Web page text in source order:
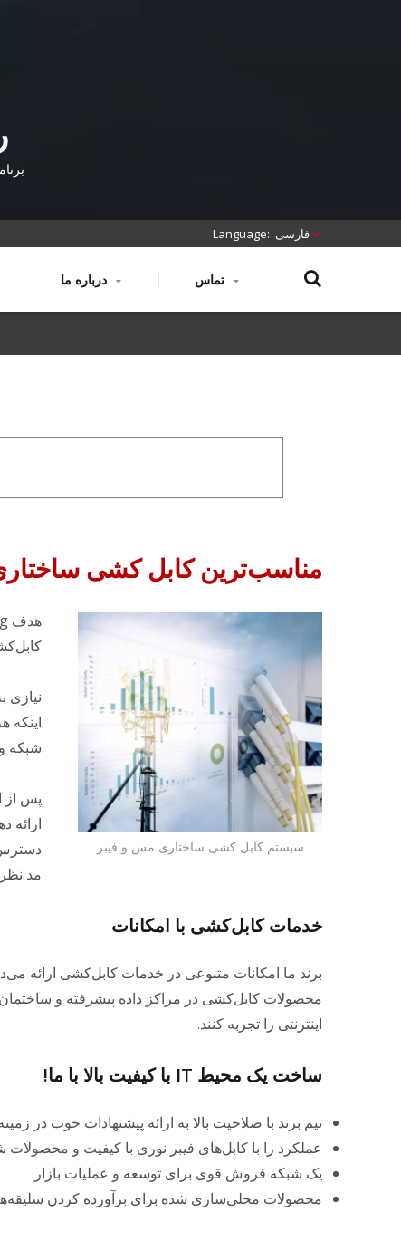
فارسی
مناسب‌ترین کابل کشی ساختاری
سیستم کابل کشی ساختاری مس و فیبر
اینکه
شبکه
ارائه
دسترس
مد
خدمات کابل‌کشی با امکانات
برند ما امکانات متنوعی در خدمات کابل‌کشی
محصولات کابل‌کشی در مراکز داده پیشرفته و
اینترنتی را تجربه کنند.
ساخت یک محیط IT با کیفیت بالا با ما!
تیم برند با صلاحیت بالا به ارائه پیشنهادات خوب در
عملکرد را با کابل‌های فیبر نوری با کیفیت و محصولات
یک شبکه فروش قوی برای توسعه و عملیات بازار.
محصولات محلی‌سازی شده برای برآورده کردن